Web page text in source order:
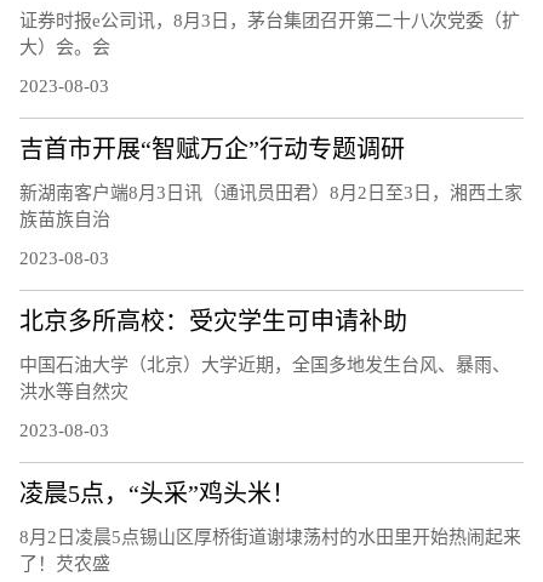
证券时报e公司讯，8月3日，茅台集团召开第二十八次党委（扩
大）会。会
2023-08-03
吉首市开展“智赋万企”行动专题调研
新湖南客户端8月3日讯（通讯员田君）8月2日至3日，湘西土家
族苗族自治
2023-08-03
北京多所高校：受灾学生可申请补助
中国石油大学（北京）大学近期，全国多地发生台风、暴雨、
洪水等自然灾
2023-08-03
凌晨5点，“头采”鸡头米！
8月2日凌晨5点锡山区厚桥街道谢埭荡村的水田里开始热闹起来
了！芡农盛